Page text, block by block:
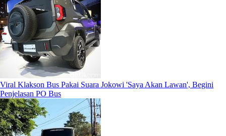
Viral Klakson Bus Pakai Suara Jokowi 'Saya Akan Lawan', Begini
Penjelasan PO Bus